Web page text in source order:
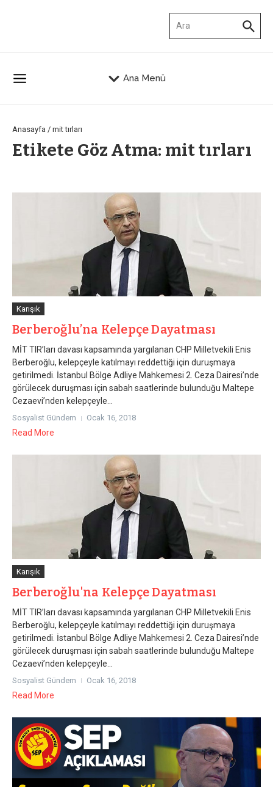
Ana Menü
Anasayfa / mit tırları
Etikete Göz Atma: mit tırları
Karışık
Berberoğlu’na Kelepçe Dayatması
MİT TIR’ları davası kapsamında yargılanan CHP Milletvekili Enis
Berberoğlu, kelepçeyle katılmayı reddettiği için duruşmaya
getirilmedi. İstanbul Bölge Adliye Mahkemesi 2. Ceza Dairesi’nde
görülecek duruşması için sabah saatlerinde bulunduğu Maltepe
Cezaevi’nden kelepçeyle...
Sosyalist Gündem Ocak 16, 2018
Read More
Karışık
Berberoğlu'na Kelepçe Dayatması
MİT TIR’ları davası kapsamında yargılanan CHP Milletvekili Enis
Berberoğlu, kelepçeyle katılmayı reddettiği için duruşmaya
getirilmedi. İstanbul Bölge Adliye Mahkemesi 2. Ceza Dairesi’nde
görülecek duruşması için sabah saatlerinde bulunduğu Maltepe
Cezaevi’nden kelepçeyle...
Sosyalist Gündem Ocak 16, 2018
Read More